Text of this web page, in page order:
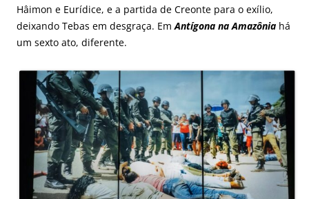
Hâimon e Eurídice, e a partida de Creonte para o exílio,
deixando Tebas em desgraça. EmAntígona na Amazônia há
um sexto ato, diferente.